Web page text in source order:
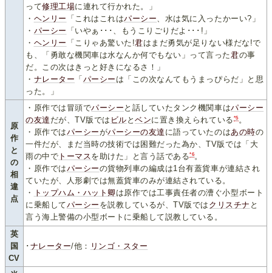
って修理工場に連れて行かれた。」
・ ヘンリー 「これはこれはパーシー 、水は気に入ったかーい?」
・ パーシー 「いやぁ･･･、もうこりごりだよ･･･!」
・ ヘンリー 「こりゃあ驚いた!君はまだ勇気が足りない様だな!で
も、「勇敢な機関車は水なんか何でもない」って言った君の事
だ。この次はきっと好きになるさ！」
・ ナレーター 「 パーシー は「この次なんてもうまっぴらだ」と思
った。」
原
作
と
の
相
違
点
・原作では冒頭でパーシー と話していたタンク機関車はパーシー
の友達 だが、TV版では ビル とベンに置き換えられている *5。
・原作ではパーシーがパーシーの友達 に語っていたのはあの時の
一件だが、まだ当時の技術では困難だった為か、TV版では「大
雨の中で トーマスを助けた」と言う話である*6。
・原作ではパーシーの貨物列車の編成は1台有蓋貨車が連結され
ていたが、人形劇では無蓋貨車のみが連結されている。
・
トップハム・ハット卿 は原作では工事責任者の漕ぐ小型ボート
に乗船してパーシー を説教しているが、TV版では クリスチナ と
言う海上警備の小型ボートに乗船して説教している。
英
国
CV
･ ナレーター/他： リンゴ・スター